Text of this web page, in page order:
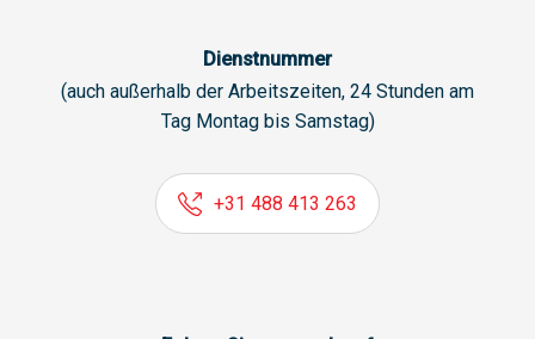
Dienstnummer
(auch außerhalb der Arbeitszeiten, 24 Stunden am
Tag Montag bis Samstag)
+31 488 413 263